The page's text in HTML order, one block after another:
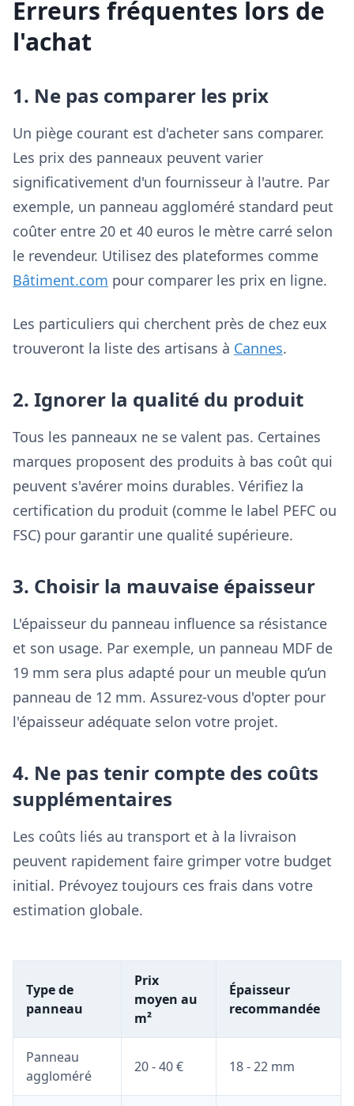
Erreurs fréquentes lors de
l'achat
1. Ne pas comparer les prix
Un piège courant est d'acheter sans comparer.
Les prix des panneaux peuvent varier
significativement d'un fournisseur à l'autre. Par
exemple, un panneau aggloméré standard peut
coûter entre 20 et 40 euros le mètre carré selon
le revendeur. Utilisez des plateformes comme
Bâtiment.com pour comparer les prix en ligne.
Les particuliers qui cherchent près de chez eux
trouveront la liste des artisans à Cannes.
2. Ignorer la qualité du produit
Tous les panneaux ne se valent pas. Certaines
marques proposent des produits à bas coût qui
peuvent s'avérer moins durables. Vérifiez la
certification du produit (comme le label PEFC ou
FSC) pour garantir une qualité supérieure.
3. Choisir la mauvaise épaisseur
L'épaisseur du panneau influence sa résistance
et son usage. Par exemple, un panneau MDF de
19 mm sera plus adapté pour un meuble qu’un
panneau de 12 mm. Assurez-vous d'opter pour
l'épaisseur adéquate selon votre projet.
4. Ne pas tenir compte des coûts
supplémentaires
Les coûts liés au transport et à la livraison
peuvent rapidement faire grimper votre budget
initial. Prévoyez toujours ces frais dans votre
estimation globale.
Type de
panneau
Prix
moyen au
m²
Épaisseur
recommandée
Panneau
aggloméré
20 - 40 € 18 - 22 mm